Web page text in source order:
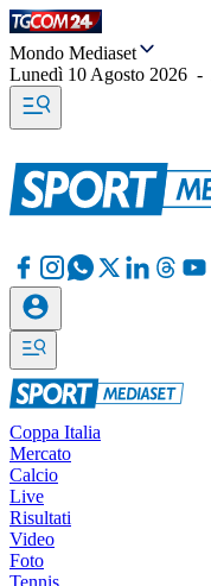
Mondo Mediaset
Lunedì 10 Agosto 2026 -
Coppa Italia
Mercato
Calcio
Live
Risultati
Video
Foto
Tennis